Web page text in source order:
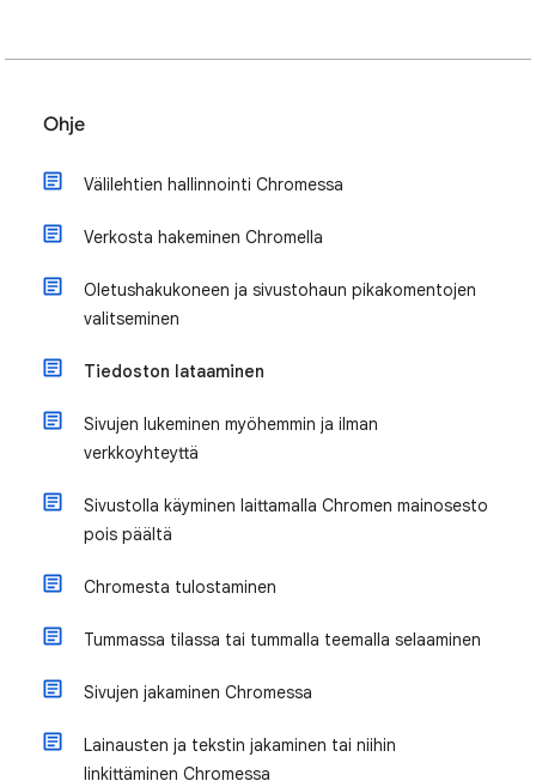
Ohje
Välilehtien hallinnointi Chromessa
Verkosta hakeminen Chromella
Oletushakukoneen ja sivustohaun pikakomentojen
valitseminen
Tiedoston lataaminen
Sivujen lukeminen myöhemmin ja ilman
verkkoyhteyttä
Sivustolla käyminen laittamalla Chromen mainosesto
pois päältä
Chromesta tulostaminen
Tummassa tilassa tai tummalla teemalla selaaminen
Sivujen jakaminen Chromessa
Lainausten ja tekstin jakaminen tai niihin
linkittäminen Chromessa